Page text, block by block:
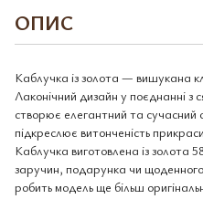
ОПИС
Каблучка із золота — вишукана
Лаконічний дизайн у поєднанні з
створює елегантний та сучасний
підкреслює витонченість
Каблучка виготовлена із золота
заручин, подарунка чи
робить модель ще більш